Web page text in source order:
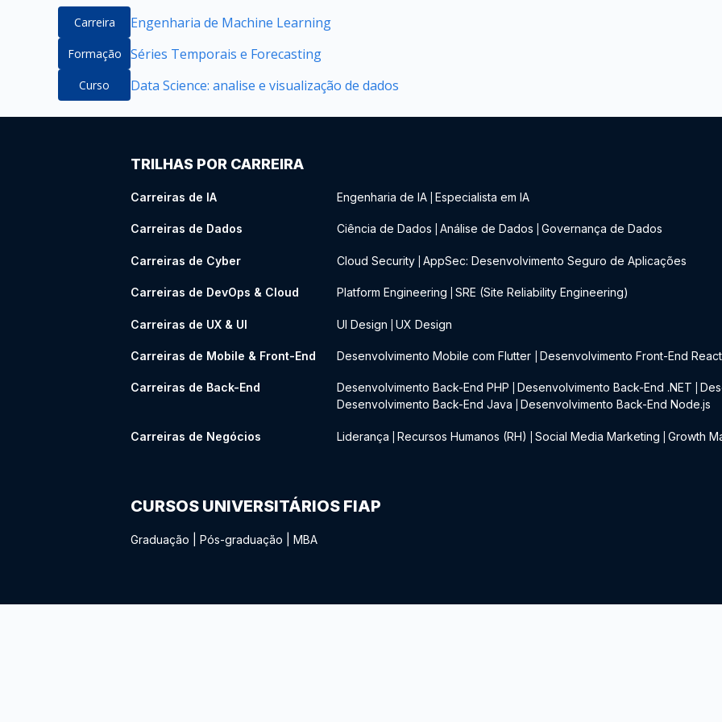
Carreira Engenharia de Machine Learning
Formação Séries Temporais e Forecasting
Curso Data Science: analise e visualização de dados
TRILHAS POR CARREIRA
Carreiras de IA Engenharia de IA Especialista em IA
Carreiras de Dados Ciência de Dados Análise de Dados Governança de Dados
Carreiras de Cyber Cloud Security AppSec: Desenvolvimento Seguro de Aplicações
Carreiras de DevOps & Cloud Platform Engineering SRE (Site Reliability Engineering)
Carreiras de UX & UI UI Design UX Design
Carreiras de Mobile & Front-End Desenvolvimento Mobile com Flutter Desenvolvimento Front-End React
Carreiras de Back-End Desenvolvimento Back-End PHP Desenvolvimento Back-End .NET
Desenvolvimento Back-End Java
Desenvolvimento Back-End Node.js
Carreiras de Negócios Liderança Recursos Humanos (RH) Social Media Marketing Growth
CURSOS UNIVERSITÁRIOS FIAP
Graduação Pós-graduação MBA